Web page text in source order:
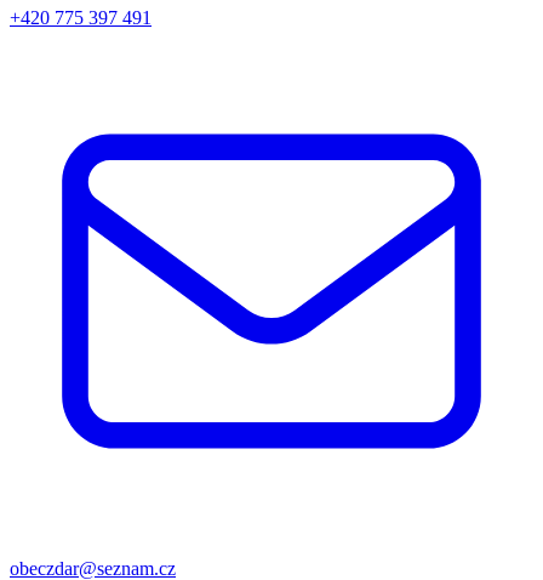
+420 775 397 491
obeczdar@seznam.cz